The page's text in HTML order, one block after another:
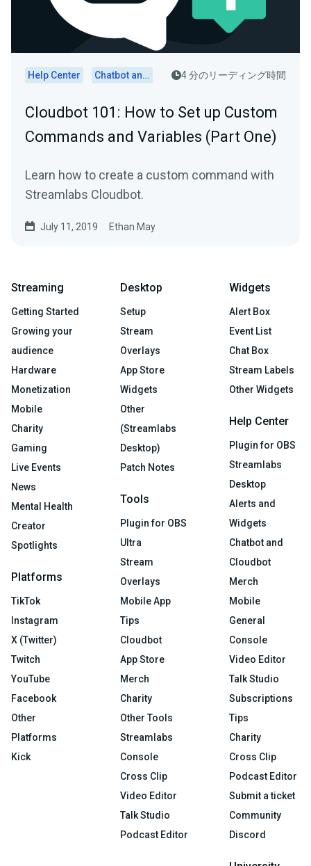
Help Center Chatbot and Cloudbot 4 分のリーディング時間
Cloudbot 101 : How to Set up Custom
Commands and Variables (Part One)
Learn how to create a custom command with
Streamlabs Cloudbot.
July 11, 2019 Ethan May
Streaming
Getting Started
Growing your
audience
Hardware
Monetization
Mobile
Charity
Gaming
Live Events
News
Mental Health
Creator
Spotlights
Platforms
TikTok
Instagram
X (Twitter)
Twitch
YouTube
Facebook
Other
Platforms
Kick
Desktop
Setup
Stream
Overlays
App Store
Widgets
Other
(Streamlabs
Desktop)
Patch Notes
Tools
Plugin for OBS
Ultra
Stream
Overlays
Mobile App
Tips
Cloudbot
App Store
Merch
Charity
Other Tools
Streamlabs
Console
Cross Clip
Video Editor
Talk Studio
Podcast Editor
Widgets
Alert Box
Event List
Chat Box
Stream Labels
Other Widgets
Help Center
Plugin for OBS
Streamlabs
Desktop
Alerts and
Widgets
Chatbot and
Cloudbot
Merch
Mobile
General
Console
Video Editor
Talk Studio
Subscriptions
Tips
Charity
Cross Clip
Podcast Editor
Submit a ticket
Community
Discord